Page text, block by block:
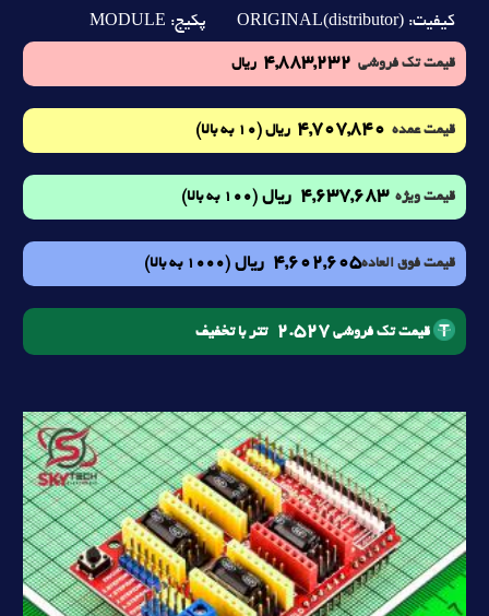
کیفیت: ORIGINAL(distributor) پکیج: MODULE
قیمت تک فروشی 4,883,232 ریال
قیمت عمده 4,707,840 ریال (10 به بالا)
قیمت ویژه4,637,683 ریال (100 به بالا)
قیمت فوق العاده4,602,605 ریال (1000 به بالا)
قیمت تک فروشی 2.527 تتر با تخفیف